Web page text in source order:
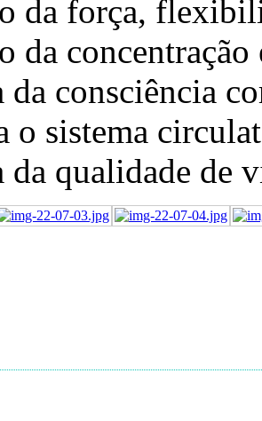
da força,
da
da consciência
o sistema
da qualidade de